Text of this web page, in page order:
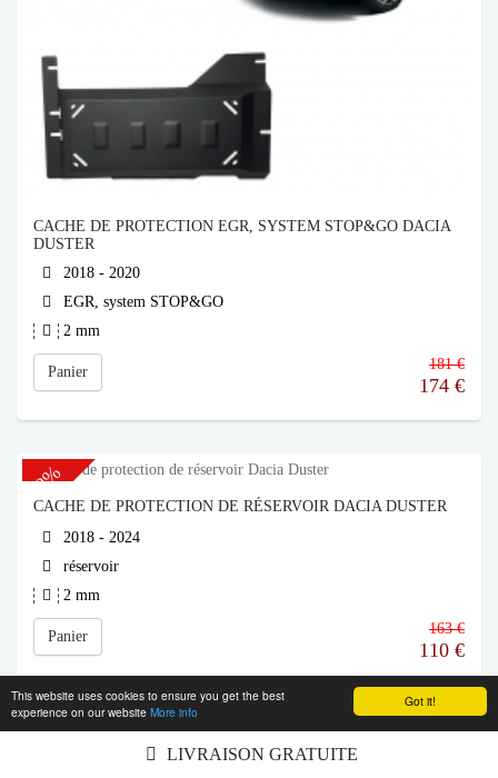
Got it!
This website uses cookies to ensure you get the best
experience on our website More info
CACHE DE PROTECTION EGR, SYSTEM STOP&GO DACIA
DUSTER
2018 - 2020
EGR, system STOP&GO
2 mm
Panier 181 €
174 €
-33%
CACHE DE PROTECTION DE RÉSERVOIR DACIA DUSTER
2018 - 2024
réservoir
2 mm
Panier 163 €
110 €
LIVRAISON GRATUITE